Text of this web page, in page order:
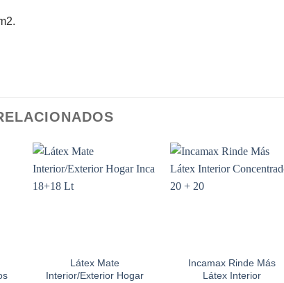
Látex Mate
Interior/Exterior Hogar
Incamax Rinde Más
Látex Interior